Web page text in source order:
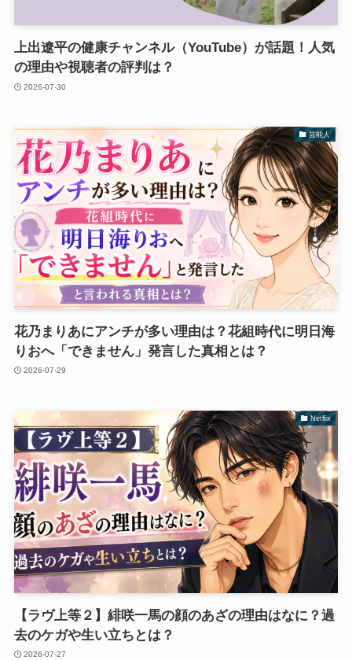
上出遼平の健康チャンネル（YouTube）が話題！人気
の理由や視聴者の評判は？
2026-07-30
芸能人
花乃まりあにアンチが多い理由は？花組時代に明日海
りおへ「できません」発言した真相とは？
2026-07-29
Netflix
【ラヴ上等２】緋咲一馬の顔のあざの理由はなに？過
去のケガや生い立ちとは？
2026-07-27